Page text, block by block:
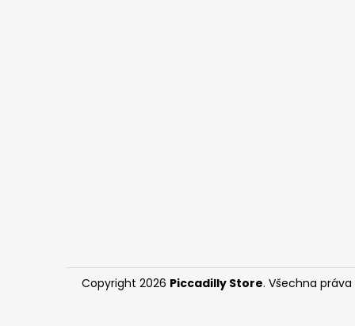
Copyright 2026 Piccadilly Store. Všechna